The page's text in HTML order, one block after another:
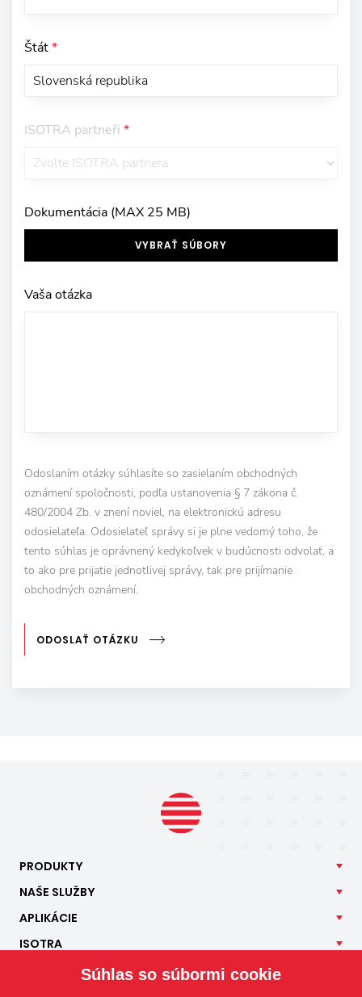
Štát*
ISOTRA partneři *
Dokumentácia (MAX 25 MB)
VYBRAŤ SÚBORY
Vaša otázka
Odoslaním otázky súhlasíte so zasielaním obchodných
oznámení spoločnosti, podľa ustanovenia § 7 zákona č.
480/2004 Zb. v znení noviel, na elektronickú adresu
odosielateľa. Odosielateľ správy si je plne vedomý toho, že
tento súhlas je oprávnený kedykoľvek v budúcnosti odvolať, a
to ako pre prijatie jednotlivej správy, tak pre prijímanie
obchodných oznámení.
ODOSLAŤ OTÁZKU
PRODUKTY
NAŠE SLUŽBY
APLIKÁCIE
ISOTRA
Súhlas so súbormi cookie